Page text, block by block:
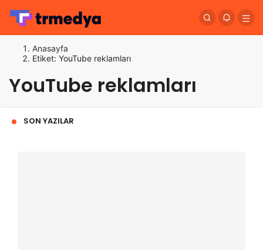
Anasayfa
Etiket: YouTube reklamları
YouTube reklamları
SON YAZILAR